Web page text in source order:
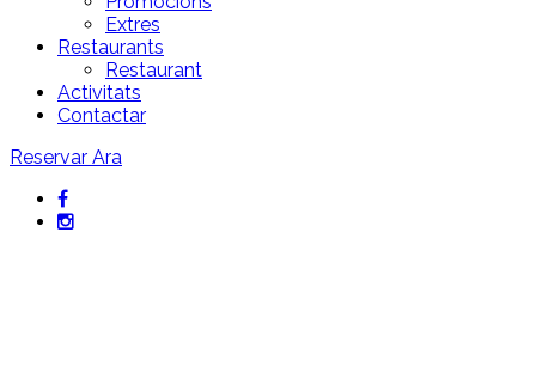
Extres
Restaurants
Restaurant
Activitats
Contactar
Reservar Ara